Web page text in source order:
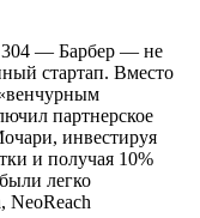
304 — Барбер — не
стартап. Вместо
партнерское
инвестируя
и получая 10%
легко
NeoReach